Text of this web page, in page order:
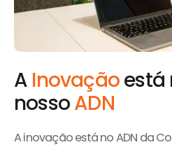
A Inovaçãoestá
nossoADN
A inovação está no ADN da